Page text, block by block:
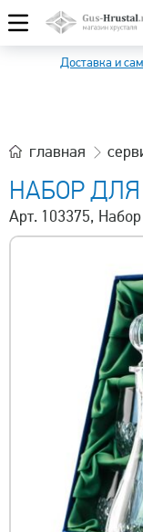
Доставка и
главная
НАБОР
Арт. 103375,